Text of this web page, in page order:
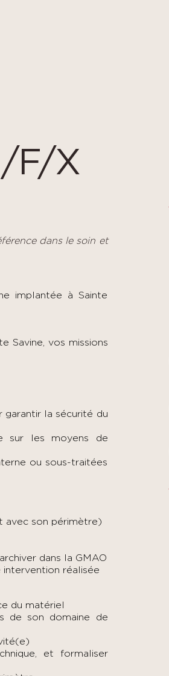
F/X
dans le soin et
implantée à Sainte
Savine, vos missions
garantir la sécurité du
sur les moyens de
ou sous-traitées
avec son périmètre)
dans la GMAO
intervention réalisée
du matériel
de son domaine de
et formaliser